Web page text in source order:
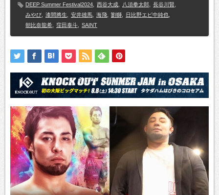
DEEP Summer Festival2024
西谷大成 八須拳太郎 長谷川賢
みやび
漆間將生 安井雄馬 海飛 劉獅 日比野エビ中純也
朝比奈龍希
窪田泰斗 SAINT